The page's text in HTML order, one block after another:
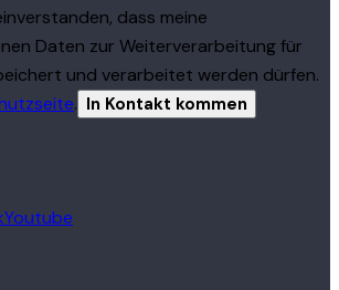
dass meine
Daten zur Weiterverarbeitung für
und verarbeitet werden dürfen.
.
Youtube